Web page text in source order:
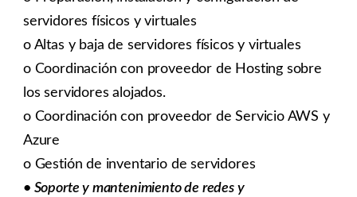
servidores físicos y virtuales
o Altas y baja de servidores físicos y virtuales
o Coordinación con proveedor de Hosting sobre
los servidores alojados.
o Coordinación con proveedor de Servicio AWS y
Azure
o Gestión de inventario de servidores
• Soporte y mantenimiento de redes y